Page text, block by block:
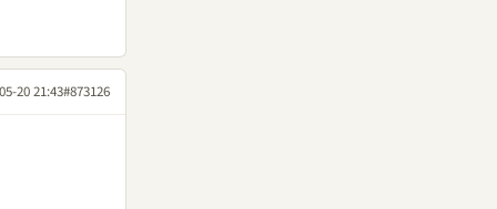
20 21:43#873126